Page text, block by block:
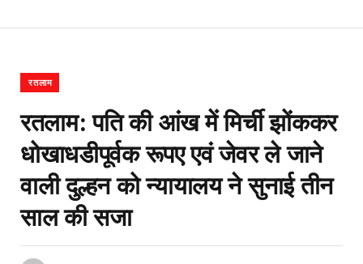
रतलाम
रतलाम: पति की आंख में मिर्ची झोंककर
धोखाधडीपूर्वक रूपए एवं जेवर ले जाने
वाली दुल्हन को न्यायालय ने सुनाई तीन
साल की सजा